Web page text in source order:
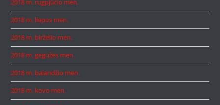
2018 m. rugpjūčio mėn.
2018 m. liepos mėn.
2018 m. birželio mėn.
2018 m. gegužės mėn.
2018 m. balandžio mėn.
2018 m. kovo mėn.